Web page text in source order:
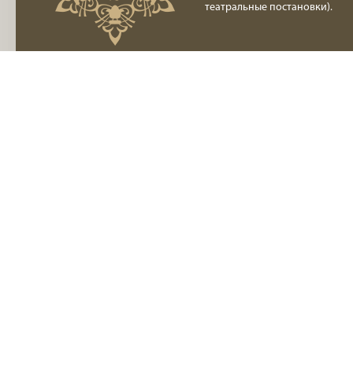
театральные постановки).